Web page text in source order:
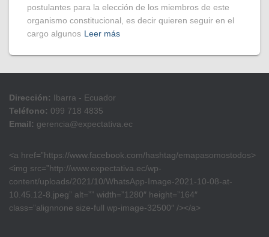
postulantes para la elección de los miembros de este
organismo constitucional, es decir quieren seguir en el
cargo algunos Leer más
Dirección: Ibarra - Ecuador
Teléfono: 099 718 4835
Email: gerencia@expectativa.ec
<a href=”https://www.facebook.com/hashtag/emapasomostodos>
<img src=”http://www.expectativa.ec/wp-
content/uploads/2021/10/WhatsApp-Image-2021-10-08-at-
10.45.12-8.jpeg” alt=”” width=”1280″ height=”164″
class=”alignnone size-full wp-image-32500″ /></a>